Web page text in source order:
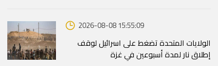
2026-08-08 15:55:09
الولايات المتحدة تضغط على اسرائيل لوقف
إطلاق نار لمدة أسبوعين في غزة